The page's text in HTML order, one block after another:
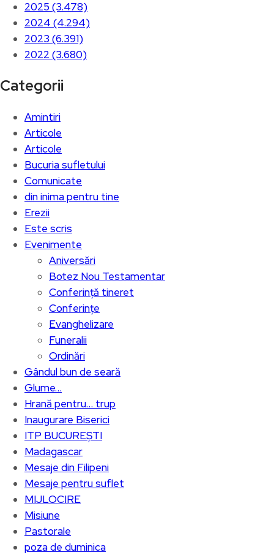
2025 (3.478)
2024 (4.294)
2023 (6.391)
2022 (3.680)
Categorii
Amintiri
Articole
Articole
Bucuria sufletului
Comunicate
din inima pentru tine
Erezii
Este scris
Evenimente
Aniversări
Botez Nou Testamentar
Conferință tineret
Conferințe
Evanghelizare
Funeralii
Ordinări
Gândul bun de seară
Glume…
Hrană pentru… trup
Inaugurare Biserici
ITP BUCUREȘTI
Madagascar
Mesaje din Filipeni
Mesaje pentru suflet
MIJLOCIRE
Misiune
Pastorale
poza de duminica